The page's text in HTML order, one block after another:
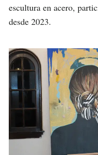
escultura en acero,
desde 2023.